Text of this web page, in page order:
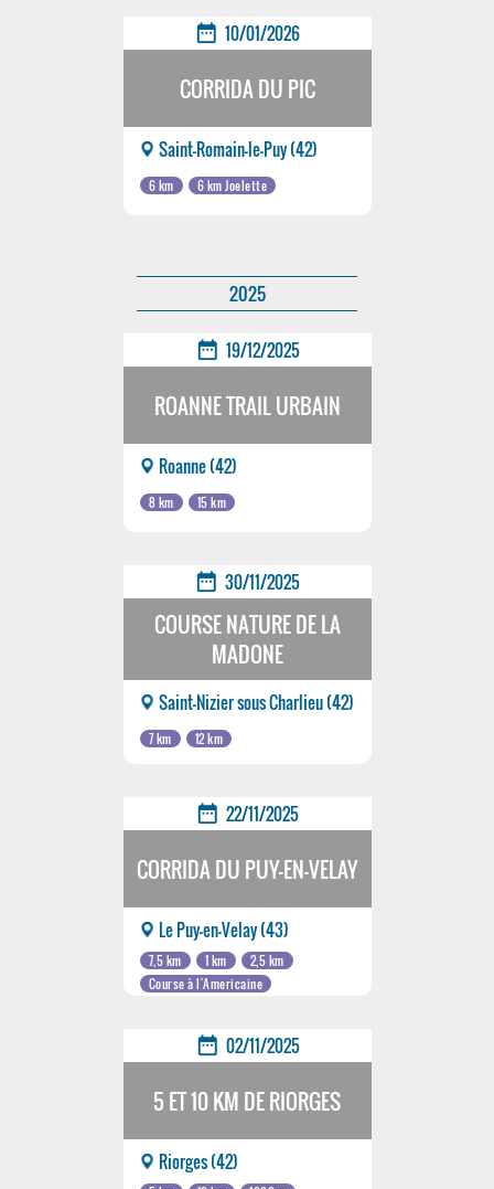
date_range 10/01/2026
CORRIDA DU PIC
Saint-Romain-le-Puy (42)
6 km 6 km Joelette
2025
date_range 19/12/2025
ROANNE TRAIL URBAIN
Roanne (42)
8 km 15 km
date_range 30/11/2025
COURSE NATURE DE LA
MADONE
Saint-Nizier sous Charlieu (42)
7 km 12 km
date_range 22/11/2025
CORRIDA DU PUY-EN-VELAY
Le Puy-en-Velay (43)
7,5 km 1 km
2,5 km
Course à l'Americaine
date_range 02/11/2025
5 ET 10 KM DE RIORGES
Riorges (42)